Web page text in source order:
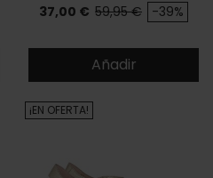
Precio
37,00 € Precio base
59,95 € -39%
Añadir
¡EN OFERTA!